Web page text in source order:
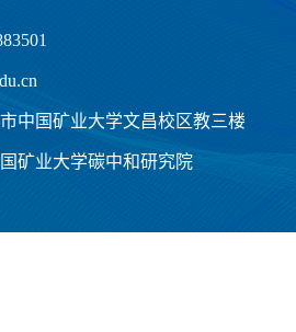
中国矿业大学文昌校区教三楼
矿业大学碳中和研究院